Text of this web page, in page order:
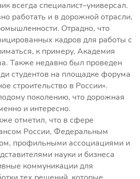
всегда специалист–универсал.
работать и в дорожной отрасли,
Отрадно, что
кадров для работы с
к примеру, Академия
Также недавно был проведен
студентов на площадке форума
строительство в России».
поколению, что дорожная
и интересно.
отметил, что в сфере
России, Федеральным
профильными ассоциациями и
науки и бизнеса
коммуникации для